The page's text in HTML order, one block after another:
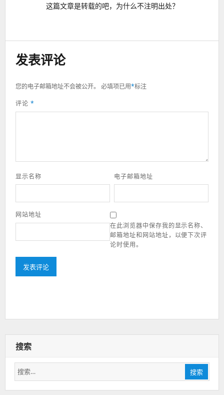
这篇文章是转载的吧，为什么不注明出处？
发表评论
您的电子邮箱地址不会被公开。 必填项已用*标注
评论 *
显示名称 电子邮箱地址
网站地址
在此浏览器中保存我的显示名称、
邮箱地址和网站地址，以便下次评
论时使用。
搜索
搜
索：
搜索